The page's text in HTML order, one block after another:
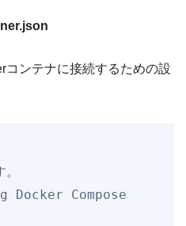
ンテナに接続するための設